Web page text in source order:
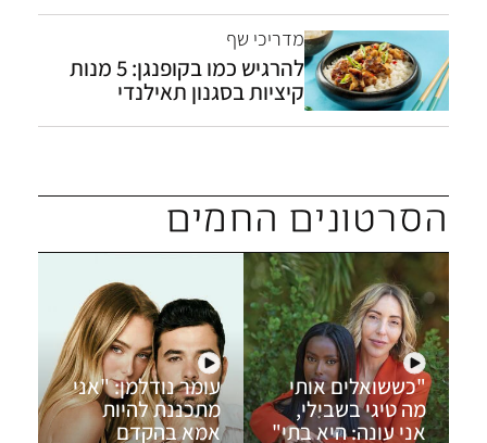
מדריכי שף
להרגיש כמו בקופנגן: 5 מנות
קיציות בסגנון תאילנדי
הסרטונים החמים
"כששואלים אותי
מה טיגי בשבילי,
אני עונה: היא בתי"
עומר נודלמן: "אני
מתכננת להיות
אמא בהקדם